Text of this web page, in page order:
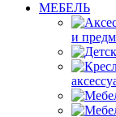
МЕБЕЛЬ
и